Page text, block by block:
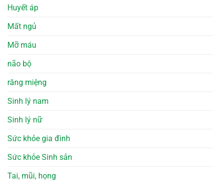
Huyết áp
Mất ngủ
Mỡ máu
não bộ
răng miệng
Sinh lý nam
Sinh lý nữ
Sức khỏe gia đình
Sức khỏe Sinh sản
Tai, mũi, họng